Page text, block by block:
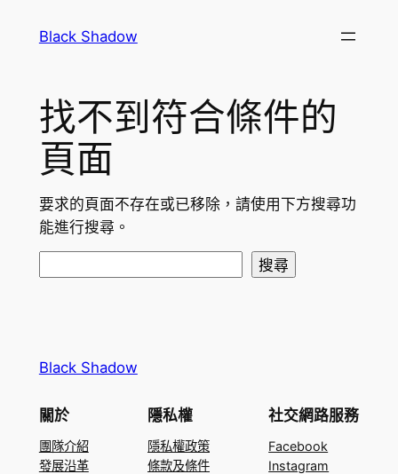
Black Shadow
找不到符合條件的
頁面
要求的頁面不存在或已移除，請使用下方搜尋功
能進行搜尋。
搜尋
Black Shadow
關於
團隊介紹
發展沿革
隱私權
隱私權政策
條款及條件
社交網路服務
Facebook
Instagram